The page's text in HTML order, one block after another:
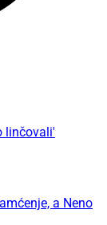
linčovali'
a Neno